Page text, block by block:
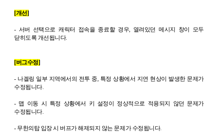
[개선]
- 서버 선택으로 캐릭터 접속을 종료할 경우, 열려있던 메시지 창이 모두
닫히도록 개선됩니다.
[버그수정]
- 나겔링 일부 지역에서의 전투 중, 특정 상황에서 지연 현상이 발생한 문제가
수정됩니다.
- 맵 이동 시 특정 상황에서 키 설정이 정상적으로 적용되지 않던 문제가
수정됩니다.
- 무한의탑 입장 시 버프가 해제되지 않는 문제가 수정됩니다.